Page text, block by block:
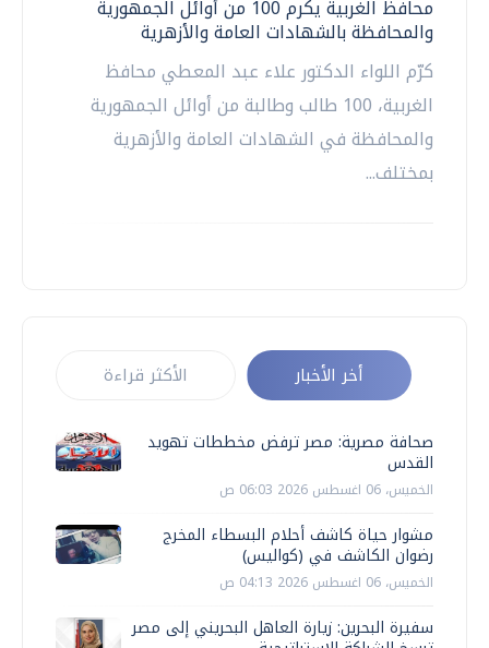
محافظ الغربية يكرم 100 من أوائل الجمهورية
والمحافظة بالشهادات العامة والأزهرية
كرّم اللواء الدكتور علاء عبد المعطي محافظ
الغربية، 100 طالب وطالبة من أوائل الجمهورية
والمحافظة في الشهادات العامة والأزهرية
بمختلف...
أخر الأخبار الأكثر قراءة
صحافة مصرية: مصر ترفض مخططات تهويد
القدس
الخميس، 06 اغسطس 2026 06:03 ص
مشوار حياة كاشف أحلام البسطاء المخرج
رضوان الكاشف في (كواليس)
الخميس، 06 اغسطس 2026 04:13 ص
سفيرة البحرين: زيارة العاهل البحريني إلى مصر